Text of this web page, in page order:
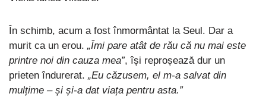
În schimb, acum a fost înmormântat la Seul. Dar a
murit ca un erou. „Îmi pare atât de rău că nu mai este
printre noi din cauza mea”, își reproșează dur un
prieten îndurerat. „Eu căzusem, el m-a salvat din
mulțime – și și-a dat viața pentru asta.”